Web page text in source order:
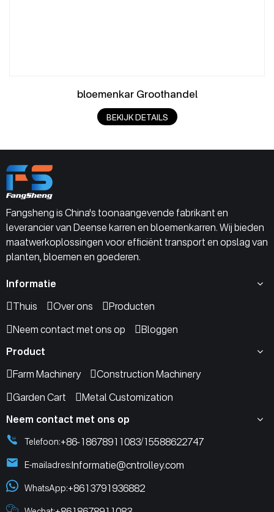
bloemenkar Groothandel
BEKIJK DETAILS
Fangsheng is China's toonaangevende fabrikant en
leverancier van Deense karren en bloemenkarren. Wij bieden
maatwerkoplossingen voor efficiënt transport en opslag van
planten, bloemen en goederen.
Informatie
Thuis
Over ons
Producten
Neem contact met ons op
Bloggen
Product
Farm Machinery
Construction Machinery
Garden Cart
Metal Customization
Neem contact met ons op
Telefoon:+86-18678911083/15588622747
E-mailadres:Informatie@cntrolley.com
WhatsApp:+8613791936882